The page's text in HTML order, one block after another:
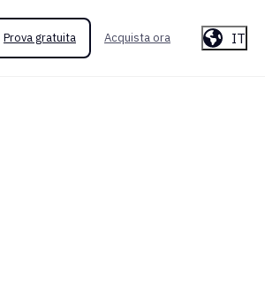
Prova gratuita Acquista ora IT